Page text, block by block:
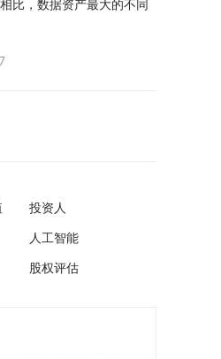
投资人
人工智能
股权评估